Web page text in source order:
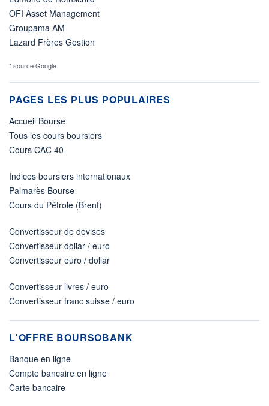
OFI Asset Management
Groupama AM
Lazard Frères Gestion
* source Google
PAGES LES PLUS POPULAIRES
Accueil Bourse
Tous les cours boursiers
Cours CAC 40
Indices boursiers internationaux
Palmarès Bourse
Cours du Pétrole (Brent)
Convertisseur de devises
Convertisseur dollar / euro
Convertisseur euro / dollar
Convertisseur livres / euro
Convertisseur franc suisse / euro
L'OFFRE BOURSOBANK
Banque en ligne
Compte bancaire en ligne
Carte bancaire